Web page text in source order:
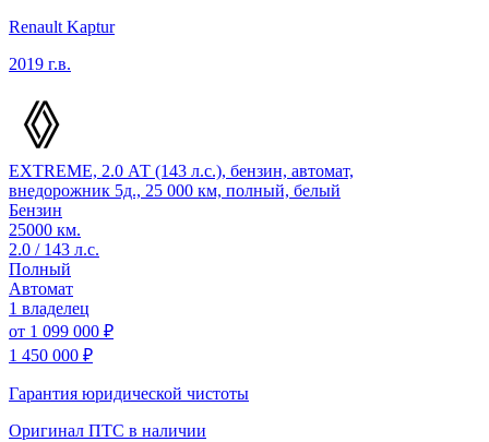
Renault Kaptur
2019 г.в.
EXTREME, 2.0 АТ (143 л.с.), бензин, автомат,
внедорожник 5д., 25 000 км, полный, белый
Бензин
25000 км.
2.0 / 143 л.с.
Полный
Автомат
1 владелец
от 1 099 000 ₽
1 450 000 ₽
Гарантия юридической чистоты
Оригинал ПТС в наличии